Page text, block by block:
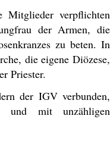
verpflichten
der Armen, die
zu beten. In
die eigene Diözese,
Priester.
der IGV verbunden,
mit unzähligen